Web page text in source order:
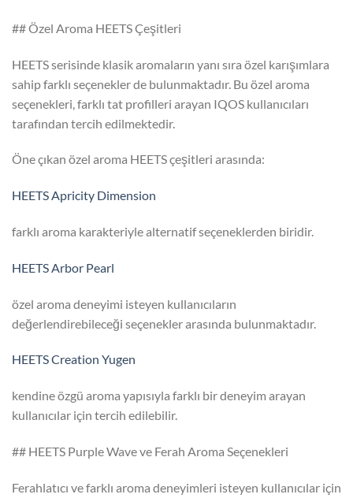
## Özel Aroma HEETS Çeşitleri
HEETS serisinde klasik aromaların yanı sıra özel karışımlara
sahip farklı seçenekler de bulunmaktadır. Bu özel aroma
seçenekleri, farklı tat profilleri arayan IQOS kullanıcıları
tarafından tercih edilmektedir.
Öne çıkan özel aroma HEETS çeşitleri arasında:
HEETS Apricity Dimension
farklı aroma karakteriyle alternatif seçeneklerden biridir.
HEETS Arbor Pearl
özel aroma deneyimi isteyen kullanıcıların
değerlendirebileceği seçenekler arasında bulunmaktadır.
HEETS Creation Yugen
kendine özgü aroma yapısıyla farklı bir deneyim arayan
kullanıcılar için tercih edilebilir.
## HEETS Purple Wave ve Ferah Aroma Seçenekleri
Ferahlatıcı ve farklı aroma deneyimleri isteyen kullanıcılar için